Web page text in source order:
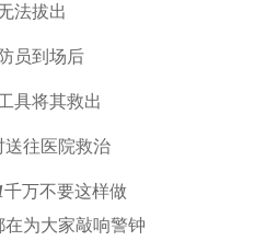
法拔出
员到场后
具将其救出
送往医院救治
千万不要这样做
在为大家敲响警钟